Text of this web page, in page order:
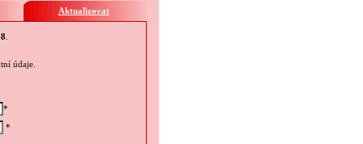
Aktualizovat
údaje.
*
*